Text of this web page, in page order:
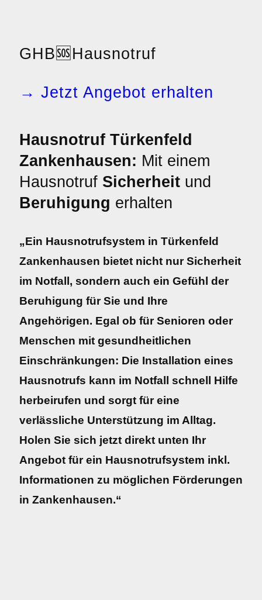
GHB🆘 Hausnotruf
→ Jetzt Angebot erhalten
Hausnotruf Türkenfeld
Zankenhausen: Mit einem
Hausnotruf Sicherheit und
Beruhigung erhalten
„Ein Hausnotrufsystem in Türkenfeld
Zankenhausen bietet nicht nur Sicherheit
im Notfall, sondern auch ein Gefühl der
Beruhigung für Sie und Ihre
Angehörigen. Egal ob für Senioren oder
Menschen mit gesundheitlichen
Einschränkungen: Die Installation eines
Hausnotrufs kann im Notfall schnell Hilfe
herbeirufen und sorgt für eine
verlässliche Unterstützung im Alltag.
Holen Sie sich jetzt direkt unten Ihr
Angebot für ein Hausnotrufsystem inkl.
Informationen zu möglichen Förderungen
in Zankenhausen.“